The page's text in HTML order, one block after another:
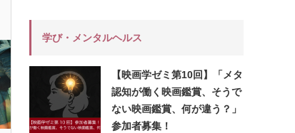
学び・メンタルヘルス
【映画学ゼミ第10回】「メタ
認知が働く映画鑑賞、そうで
ない映画鑑賞、何が違う？」
参加者募集！